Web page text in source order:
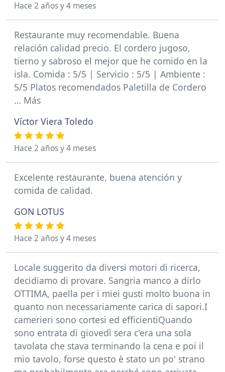
Hace 2 años y 4 meses
Restaurante muy recomendable. Buena
relación calidad precio. El cordero jugoso,
tierno y sabroso el mejor que he comido en la
isla. Comida : 5/5 | Servicio : 5/5 | Ambiente :
5/5 Platos recomendados Paletilla de Cordero
… Más
Víctor Viera Toledo
Hace 2 años y 4 meses
Excelente restaurante, buena atención y
comida de calidad.
GON LOTUS
Hace 2 años y 4 meses
Locale suggerito da diversi motori di ricerca,
decidiamo di provare. Sangria manco a dirlo
OTTIMA, paella per i miei gusti molto buona in
quanto non necessariamente carica di sapori.I
camerieri sono cortesi ed efficientiQuando
sono entrata di giovedì sera c'era una sola
tavolata che stava terminando la cena e poi il
mio tavolo, forse questo è stato un po' strano